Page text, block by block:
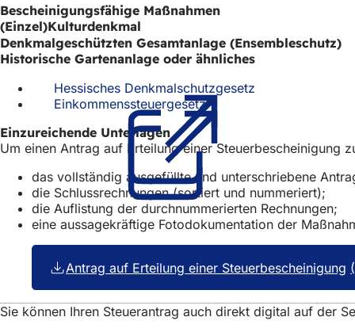
Bescheinigungsfähige Maßnahmen
(Einzel)Kulturdenkmal
Denkmalgeschützten Gesamtanlage (Ensembleschutz)
Historische Gartenanlage oder ähnliches
Hessisches Denkmalschutzgesetz
Tab)
Einkommenssteuergesetz(Öffnet
in
neuen
Einzureichende Unterlagen
Um einen Antrag auf Erteilung einer Steuerbescheinigung
das vollständig ausgefüllte und unterschriebene
die Schlussrechnungen (sortiert und nummeriert);
die Auflistung der durchnummerierten Rechnungen;
eine aussagekräftige Fotodokumentation der
Antrag auf Erteilung einer Steuerbescheinigung
Sie können Ihren Steuerantrag auch direkt digital auf der